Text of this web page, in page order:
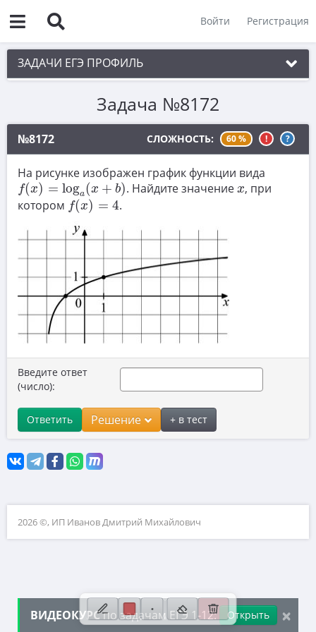
Войти Регистрация
ЗАДАЧИ ЕГЭ ПРОФИЛЬ
1. Планиметрия
2. Векторы
3. Стереометрия
4. Классическое определение вероятности
5. Теория вероятностей
6. Уравнения
7. Нахождение значений выражений
8. Производная
9. Задачи прикладного содержания
10. Текстовые задачи
11. Графики функций
12. Исследование функций
13. Сложные уравнения
14. Стереометрия
15. Неравенства
17. Планиметрия
Задача №8172
№8172 СЛОЖНОСТЬ: 60 % ! ?
На рисунке изображен график функции вида
f(x) = loga(x + b)
f(x)=loga(x+b) . Найдите значениеx
x, при
котором f(x) = 4
f(x)=4 .
Введите ответ
(число):
Ответить Решение + в тест
2026 ©, ИП Иванов Дмитрий Михайлович
×
ВИДЕОКУРСпо задачам ЕГЭ 1-12: Открыть